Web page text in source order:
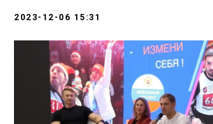
2023-12-06 15:31